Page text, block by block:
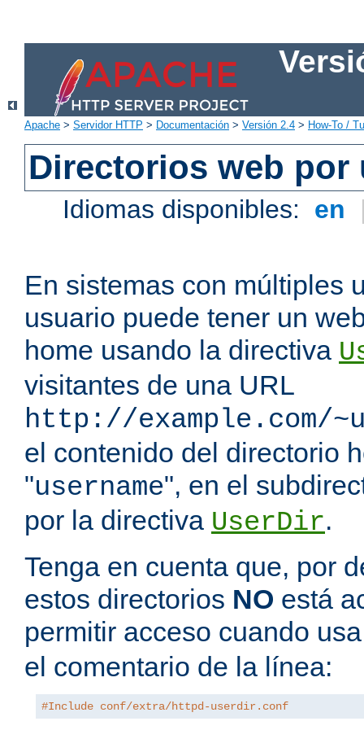
Apache > Servidor HTTP > Documentación > Versión 2.4 > How-To /
Directorios web por
Idiomas disponibles: en
En sistemas con múltiples
usuario puede tener un
home usando la directiva
visitantes de una URL
http://example.com/
el contenido del directorio
"username", en el
por la directiva UserDir.
Tenga en cuenta que, por
estos directorios NO está
permitir acceso cuando
el comentario de la línea:
#Include conf/extra/httpd-userdir.conf